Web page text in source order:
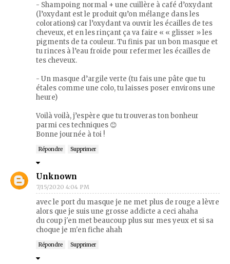
- Shampoing normal + une cuillère à café d’oxydant
(l’oxydant est le produit qu’on mélange dans les
colorations) car l’oxydant va ouvrir les écailles de tes
cheveux, et en les rinçant ça va faire « « glisser » les
pigments de ta couleur. Tu finis par un bon masque et
tu rinces à l’eau froide pour refermer les écailles de
tes cheveux.
- Un masque d’argile verte (tu fais une pâte que tu
étales comme une colo, tu laisses poser environs une
heure)
Voilà voilà, j’espère que tu trouveras ton bonheur
parmi ces techniques 😊
Bonne journée à toi !
Répondre Supprimer
Unknown
7/15/2020 4:04 PM
avec le port du masque je ne met plus de rouge a lèvre
alors que je suis une grosse addicte a ceci ahaha
du coup j'en met beaucoup plus sur mes yeux et si sa
choque je m'en fiche ahah
Répondre Supprimer